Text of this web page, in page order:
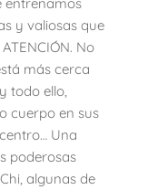
y valiosas que
No
más cerca
todo ello,
cuerpo en sus
Una
poderosas
algunas de